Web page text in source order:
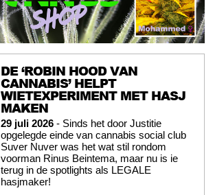
DE ‘ROBIN HOOD VAN
CANNABIS’ HELPT
WIETEXPERIMENT MET HASJ
MAKEN
29 juli 2026 - Sinds het door Justitie
opgelegde einde van cannabis social club
Suver Nuver was het wat stil rondom
voorman Rinus Beintema, maar nu is ie
terug in de spotlights als LEGALE
hasjmaker!